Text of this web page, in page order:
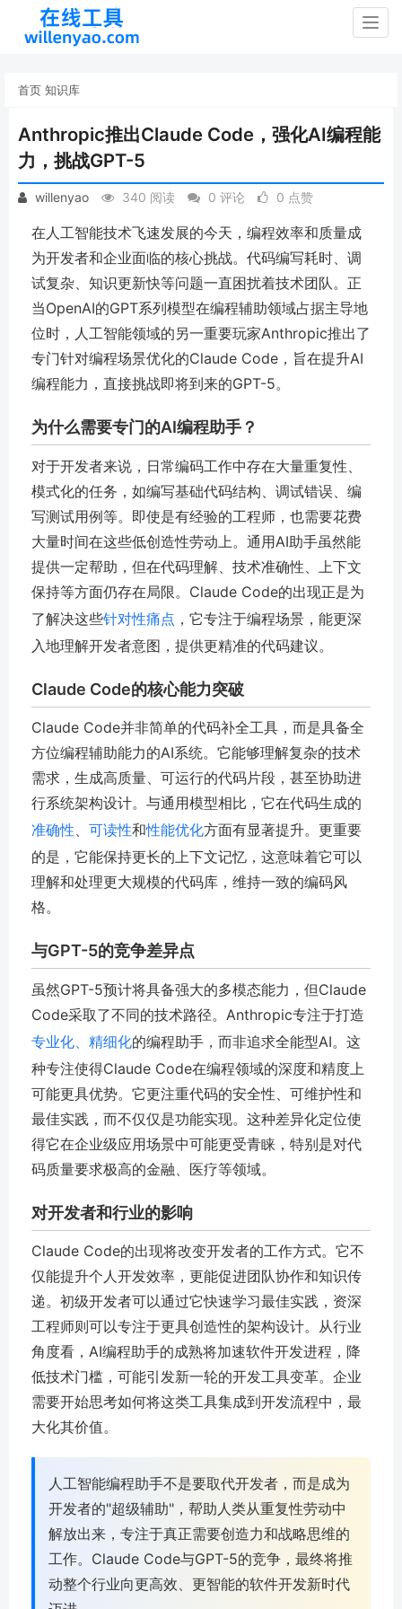
首页 知识库
Anthropic推出Claude Code，强化AI编程能
力，挑战GPT-5
willenyao 340 阅读 0 评论 0 点赞
在人工智能技术飞速发展的今天，编程效率和质量成
为开发者和企业面临的核心挑战。代码编写耗时、调
试复杂、知识更新快等问题一直困扰着技术团队。正
当OpenAI的GPT系列模型在编程辅助领域占据主导地
位时，人工智能领域的另一重要玩家Anthropic推出了
专门针对编程场景优化的Claude Code，旨在提升AI
编程能力，直接挑战即将到来的GPT-5。
为什么需要专门的AI编程助手？
对于开发者来说，日常编码工作中存在大量重复性、
模式化的任务，如编写基础代码结构、调试错误、编
写测试用例等。即使是有经验的工程师，也需要花费
大量时间在这些低创造性劳动上。通用AI助手虽然能
提供一定帮助，但在代码理解、技术准确性、上下文
保持等方面仍存在局限。Claude Code的出现正是为
了解决这些针对性痛点 ，它专注于编程场景，能更深
入地理解开发者意图，提供更精准的代码建议。
Claude Code的核心能力突破
Claude Code并非简单的代码补全工具，而是具备全
方位编程辅助能力的AI系统。它能够理解复杂的技术
需求，生成高质量、可运行的代码片段，甚至协助进
行系统架构设计。与通用模型相比，它在代码生成的
准确性、 可读性和性能优化方面有显著提升。更重要
的是，它能保持更长的上下文记忆，这意味着它可以
理解和处理更大规模的代码库，维持一致的编码风
格。
与GPT-5的竞争差异点
虽然GPT-5预计将具备强大的多模态能力，但Claude
Code采取了不同的技术路径。Anthropic专注于打造
专业化、精细化的编程助手，而非追求全能型AI。这
种专注使得Claude Code在编程领域的深度和精度上
可能更具优势。它更注重代码的安全性、可维护性和
最佳实践，而不仅仅是功能实现。这种差异化定位使
得它在企业级应用场景中可能更受青睐，特别是对代
码质量要求极高的金融、医疗等领域。
对开发者和行业的影响
Claude Code的出现将改变开发者的工作方式。它不
仅能提升个人开发效率，更能促进团队协作和知识传
递。初级开发者可以通过它快速学习最佳实践，资深
工程师则可以专注于更具创造性的架构设计。从行业
角度看，AI编程助手的成熟将加速软件开发进程，降
低技术门槛，可能引发新一轮的开发工具变革。企业
需要开始思考如何将这类工具集成到开发流程中，最
大化其价值。
人工智能编程助手不是要取代开发者，而是成为
开发者的"超级辅助"，帮助人类从重复性劳动中
解放出来，专注于真正需要创造力和战略思维的
工作。Claude Code与GPT-5的竞争，最终将推
动整个行业向更高效、更智能的软件开发新时代